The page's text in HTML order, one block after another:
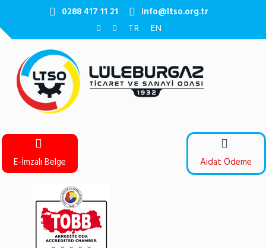
0288 417 11 21 info@ltso.org.tr
TR EN
Aidat Ödeme
E-İmzalı Belge